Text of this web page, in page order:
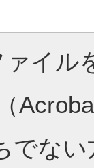
ァイル
でな